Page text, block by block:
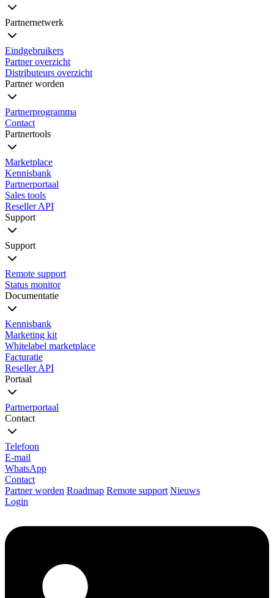
Partnernetwerk
Eindgebruikers
Partner overzicht
Distributeurs overzicht
Partner worden
Partnerprogramma
Contact
Partnertools
Marketplace
Kennisbank
Partnerportaal
Sales tools
Reseller API
Support
Support
Remote support
Status monitor
Documentatie
Kennisbank
Marketing kit
Whitelabel marketplace
Facturatie
Reseller API
Portaal
Partnerportaal
Contact
Telefoon
E-mail
WhatsApp
Contact
Partner worden Roadmap Remote support Nieuws
Login